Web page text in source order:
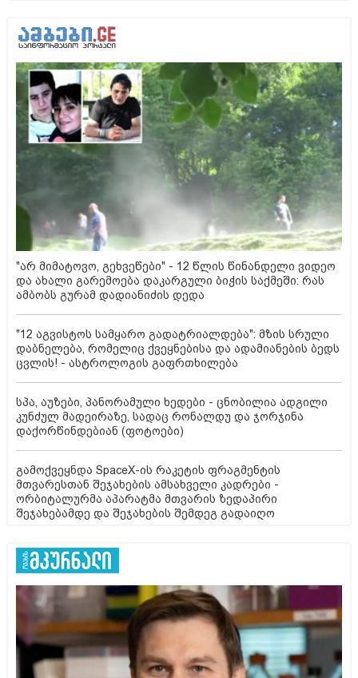
"არ მიმატოვო, გეხვეწები" - 12 წლის წინანდელი ვიდეო
და ახალი გარემოება დაკარგული ბიჭის საქმეში: რას
ამბობს გურამ დადიანიძის დედა
"12 აგვისტოს სამყარო გადატრიალდება": მზის სრული
დაბნელება, რომელიც ქვეყნებისა და ადამიანების ბედს
ცვლის! - ასტროლოგის გაფრთხილება
სპა, აუზები, პანორამული ხედები - ცნობილია ადგილი
კუნძულ მადეირაზე, სადაც რონალდუ და ჯორჯინა
დაქორწინდებიან (ფოტოები)
გამოქვეყნდა SpaceX-ის რაკეტის ფრაგმენტის
მთვარესთან შეჯახების ამსახველი კადრები -
ორბიტალურმა აპარატმა მთვარის ზედაპირი
შეჯახებამდე და შეჯახების შემდეგ გადაიღო